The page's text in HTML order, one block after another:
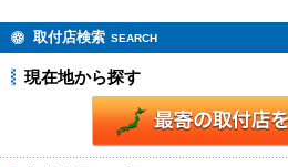
取付店検索 SEARCH
現在地から探す